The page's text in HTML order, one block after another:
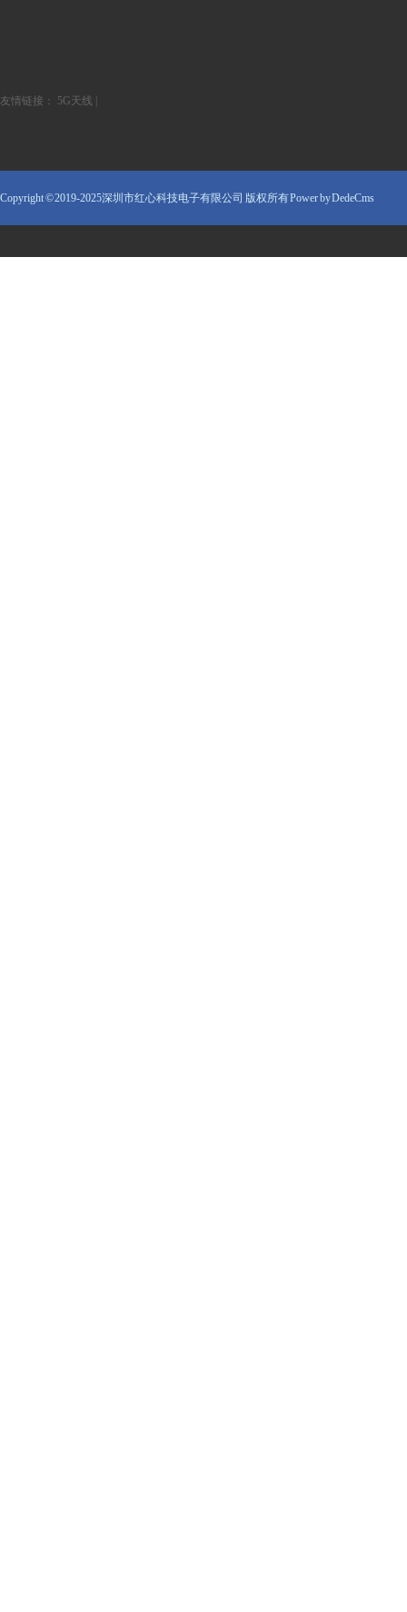
友情链接： 5G天线
Copyright © 2019-2025深圳市红心科技电子有限公司 版权所有Power by DedeCms